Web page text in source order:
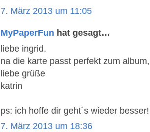
7. März 2013 um 11:05
MyPaperFun hat gesagt…
liebe ingrid,
na die karte passt perfekt zum
liebe grüße
katrin
ps: ich hoffe dir geht´s wieder besser!
7. März 2013 um 18:36